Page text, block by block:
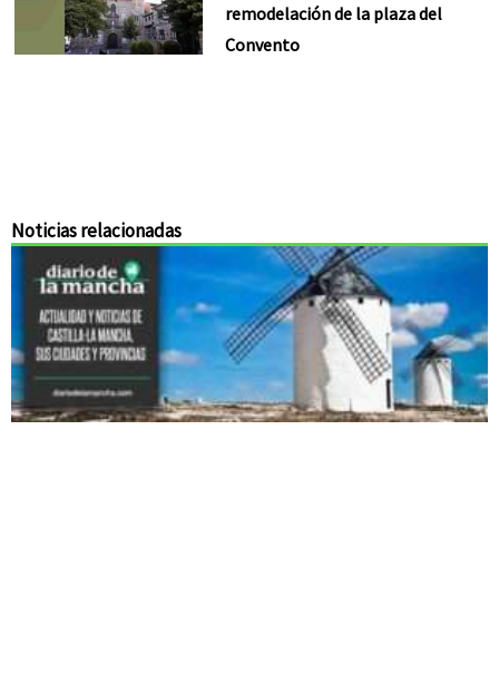
remodelación de la plaza del
Convento
Noticias relacionadas